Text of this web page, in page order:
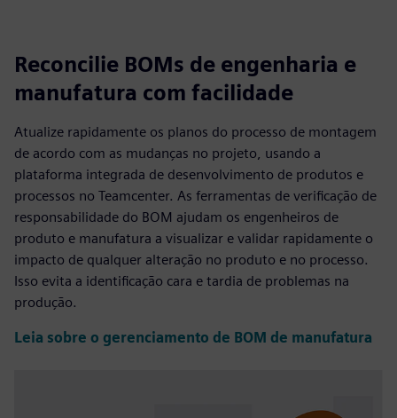
Reconcilie BOMs de engenharia e
manufatura com facilidade
Atualize rapidamente os planos do processo de montagem
de acordo com as mudanças no projeto, usando a
plataforma integrada de desenvolvimento de produtos e
processos no Teamcenter. As ferramentas de verificação de
responsabilidade do BOM ajudam os engenheiros de
produto e manufatura a visualizar e validar rapidamente o
impacto de qualquer alteração no produto e no processo.
Isso evita a identificação cara e tardia de problemas na
produção.
Leia sobre o gerenciamento de BOM de manufatura